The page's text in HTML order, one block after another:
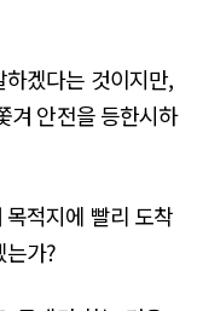
겠다는 것이지만,
겨 안전을 등한시하
적지에 빨리 도착
는가?